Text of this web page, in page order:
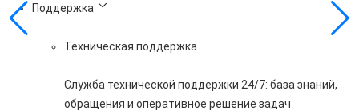
Поддержка
Техническая поддержка
Служба технической поддержки 24/7: база знаний,
обращения и оперативное решение задач